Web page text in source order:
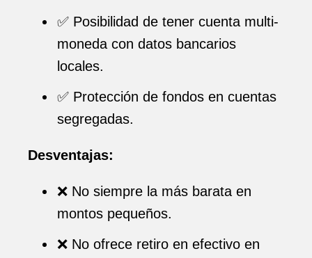
✅ Posibilidad de tener cuenta multi-
moneda con datos bancarios
locales.
✅ Protección de fondos en cuentas
segregadas.
Desventajas:
❌ No siempre la más barata en
montos pequeños.
❌ No ofrece retiro en efectivo en